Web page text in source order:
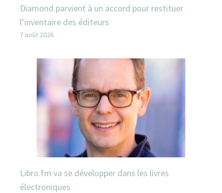
Diamond parvient à un accord pour restituer
l’inventaire des éditeurs
7 août 2026
Libro.fm va se développer dans les livres
électroniques